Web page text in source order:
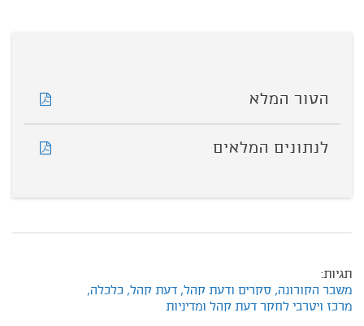
הטור המלא
לנתונים המלאים
תגיות:
משבר הקורונה, סקרים ודעת קהל, דעת קהל, כלכלה,
מרכז ויטרבי לחקר דעת קהל ומדיניות